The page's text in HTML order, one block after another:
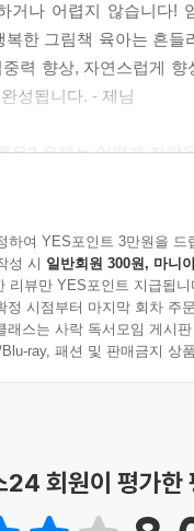
엄마에게 그림책 한
에서 깨어나 일제히
요. 어느 순간 얼음! 딱
낼 수가 있는 거지요.
하게 하고, 일상 속 경
지는 '애착'에 집중해야
향해 나아갈 수 있습니
복한 기운이 사르르
거나 어렵지 않습니다!
복한 그림책 육아는 흔
력 향상, 자연스럽게
성됩니다. - 제님
은? 은재는 어떻게 자랐
미술 상호작용 수학
엄마 입장에서 보더라
마디로 엄마도 행복한,
니다.
엄마의 선택이 틀리지
못 다한 이야기와 2013
』은 좋은 그림책을 골
하여 YES포인트 3만원을 드
성 시 일반회원 300원, 마니
리뷰만 YES포인트 지급됩니
정 시점부터 마지막 회차 주
래스는 사락 독서모임 게시
ray, 패션 및 판매금지 상
24 회원이 평가한